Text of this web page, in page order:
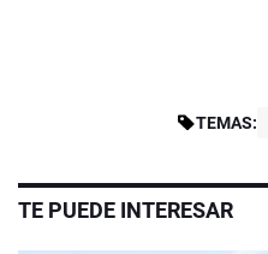
TEMAS:
TE PUEDE INTERESAR